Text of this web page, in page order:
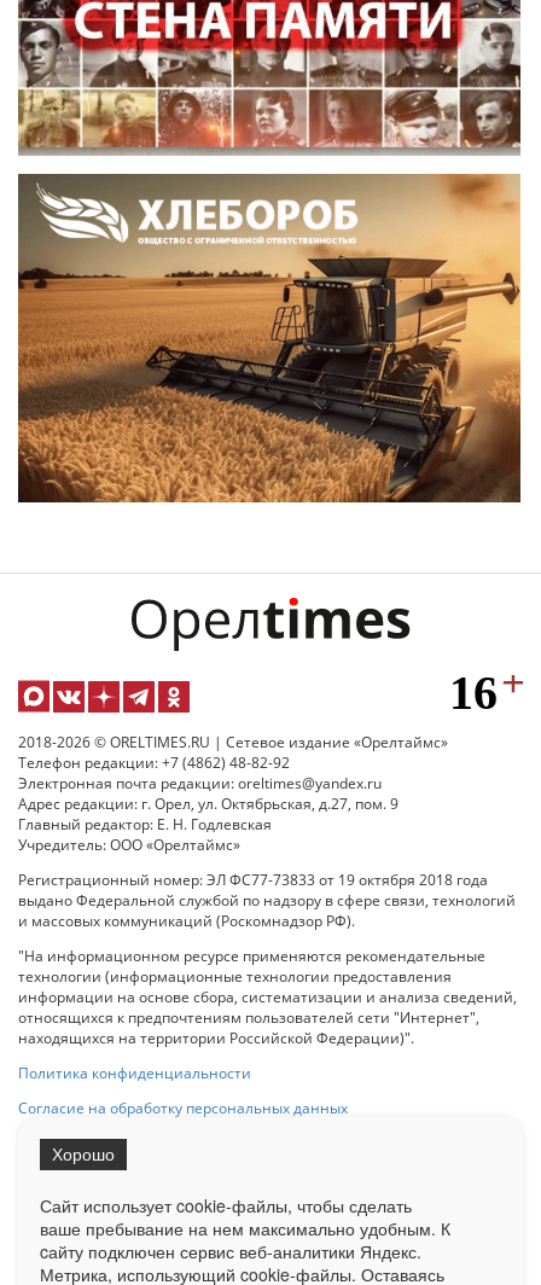
2018-2026 © ORELTIMES.RU | Сетевое издание «Орелтаймс»
Телефон редакции: +7 (4862) 48-82-92
Электронная почта редакции: oreltimes@yandex.ru
Адрес редакции: г. Орел, ул. Октябрьская, д.27, пом. 9
Главный редактор: Е. Н. Годлевская
Учредитель: ООО «Орелтаймс»
Регистрационный номер: ЭЛ ФС77-73833 от 19 октября 2018 года
выдано Федеральной службой по надзору в сфере связи, технологий
и массовых коммуникаций (Роскомнадзор РФ).
"На информационном ресурсе применяются рекомендательные
технологии (информационные технологии предоставления
информации на основе сбора, систематизации и анализа сведений,
относящихся к предпочтениям пользователей сети "Интернет",
находящихся на территории Российской Федерации)".
Политика конфиденциальности
Согласие на обработку персональных данных
на Сетевое издание «ОрелТаймс» обязательна.
Ограниченная статистика посещаемости доступна на сайте
Liveinternet.ru . Подробная статистика для рекламодателей по запросу
Сайт использует cookie-файлы, чтобы сделать
ваше пребывание на нем максимально удобным. К
cайту подключен сервис веб-аналитики Яндекс.
Метрика, использующий cookie-файлы. Оставаясь
Хорошо